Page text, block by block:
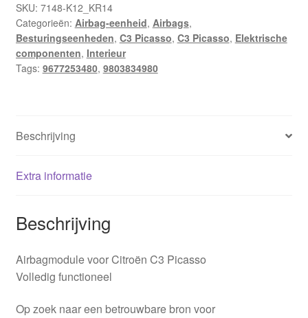
SKU: 7148-K12_KR14
Categorieën: Airbag-eenheid, Airbags,
Besturingseenheden, C3 Picasso, C3 Picasso, Elektrische
componenten, Interieur
Tags: 9677253480, 9803834980
Beschrijving
Extra informatie
Beschrijving
Airbagmodule voor Citroën C3 Picasso
Volledig functioneel
Op zoek naar een betrouwbare bron voor